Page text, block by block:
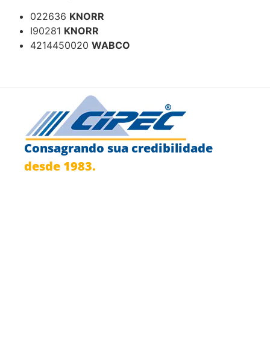
022636 KNORR
I90281 KNORR
4214450020 WABCO
Consagrando sua credibilidade
desde 1983.